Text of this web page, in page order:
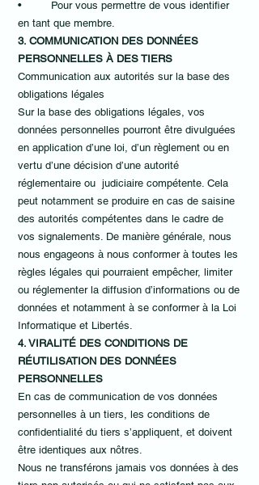
• Pour vous permettre de vous identifier
en tant que membre.
3. COMMUNICATION DES DONNÉES
PERSONNELLES À DES TIERS
Communication aux autorités sur la base des
obligations légales
Sur la base des obligations légales, vos
données personnelles pourront être divulguées
en application d’une loi, d’un règlement ou en
vertu d’une décision d’une autorité
réglementaire ou judiciaire compétente. Cela
peut notamment se produire en cas de saisine
des autorités compétentes dans le cadre de
vos signalements. De manière générale, nous
nous engageons à nous conformer à toutes les
règles légales qui pourraient empêcher, limiter
ou réglementer la diffusion d’informations ou de
données et notamment à se conformer à la Loi
Informatique et Libertés.
4. VIRALITÉ DES CONDITIONS DE
RÉUTILISATION DES DONNÉES
PERSONNELLES
En cas de communication de vos données
personnelles à un tiers, les conditions de
confidentialité du tiers s’appliquent, et doivent
être identiques aux nôtres.
Nous ne transférons jamais vos données à des